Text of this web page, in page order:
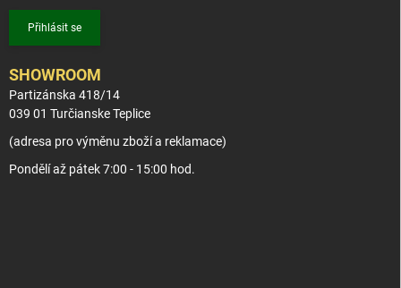
Přihlásit se
SHOWROOM
Partizánska 418/14
039 01 Turčianske Teplice
(adresa pro výměnu zboží a reklamace)
Pondělí až pátek 7:00 - 15:00 hod.